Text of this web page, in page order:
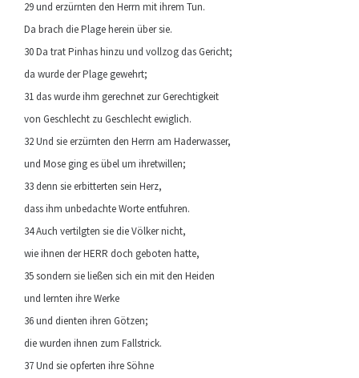
29 und erzürnten den Herrn mit ihrem Tun.
Da brach die Plage herein über sie.
30 Da trat Pinhas hinzu und vollzog das Gericht;
da wurde der Plage gewehrt;
31 das wurde ihm gerechnet zur Gerechtigkeit
von Geschlecht zu Geschlecht ewiglich.
32 Und sie erzürnten den Herrn am Haderwasser,
und Mose ging es übel um ihretwillen;
33 denn sie erbitterten sein Herz,
dass ihm unbedachte Worte entfuhren.
34 Auch vertilgten sie die Völker nicht,
wie ihnen der HERR doch geboten hatte,
35 sondern sie ließen sich ein mit den Heiden
und lernten ihre Werke
36 und dienten ihren Götzen;
die wurden ihnen zum Fallstrick.
37 Und sie opferten ihre Söhne